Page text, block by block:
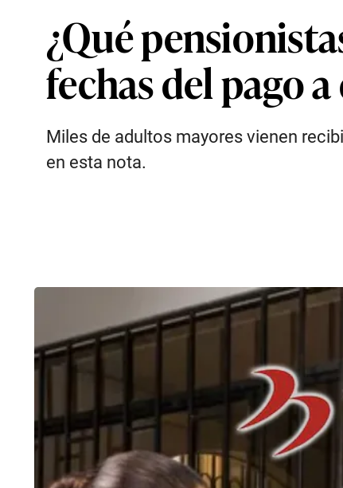
¿Qué
fechas del pago
Miles de adultos mayores vienen
en esta nota.